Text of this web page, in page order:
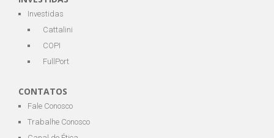
Investidas
Cattalini
COPI
FullPort
CONTATOS
Fale Conosco
Trabalhe Conosco